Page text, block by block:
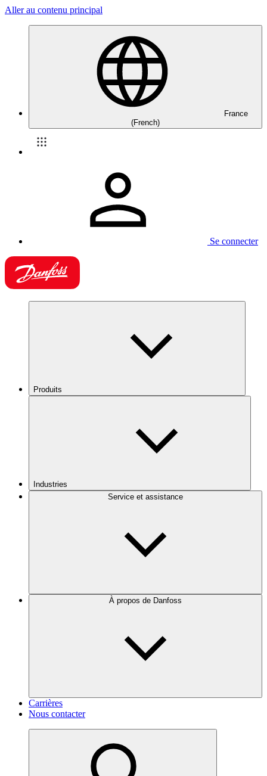
Aller au contenu principal
France
(French)
Se connecter
Produits
Industries
Service et assistance
À propos de Danfoss
Carrières
Nous contacter